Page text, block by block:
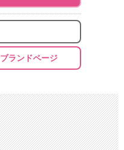
ブランドページ